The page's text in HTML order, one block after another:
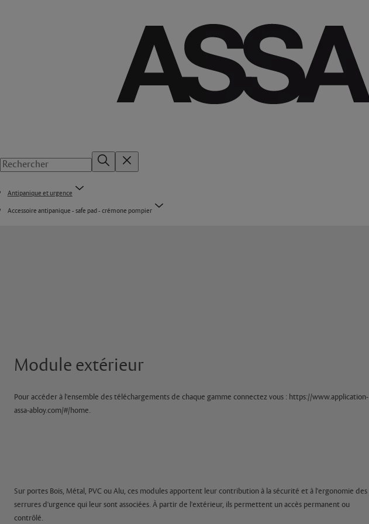
Antipanique et urgence
Accessoire antipanique - safe pad - crémone pompier
Module extérieur
Pour accéder à l'ensemble des téléchargements de chaque gamme connectez vous : https://www.application-
assa-abloy.com/#/home.
Sur portes Bois, Métal, PVC ou Alu, ces modules apportent leur contribution à la sécurité et à l'ergonomie des
serrures d'urgence qui leur sont associées. À partir de l'extérieur, ils permettent un accès permanent ou
contrôlé.